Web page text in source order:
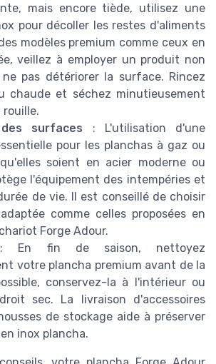
mais encore tiède, utilisez une
pour décoller les restes d'aliments
modèles premium comme ceux en
veillez à employer un produit non
pas détériorer la surface. Rincez
chaude et séchez minutieusement
rouille.
surfaces : L'utilisation d'une
pour les planchas à gaz ou
soient en acier moderne ou
l'équipement des intempéries et
de vie. Il est conseillé de choisir
comme celles proposées en
Forge Adour.
fin de saison, nettoyez
votre plancha premium avant de la
conservez-la à l'intérieur ou
sec. La livraison d'accessoires
de stockage aide à préserver
inox plancha.